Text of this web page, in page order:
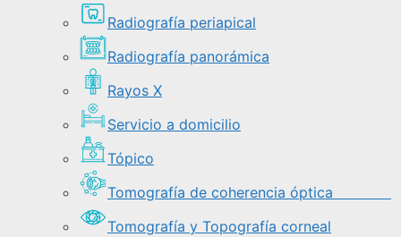
Radiografía periapical
Radiografía panorámica
Rayos X
Servicio a domicilio
Tópico
Tomografía de coherencia óptica
Tomografía y Topografía corneal